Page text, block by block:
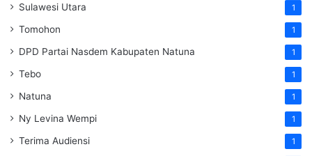
Sulawesi Utara 1
Tomohon 1
DPD Partai Nasdem Kabupaten Natuna 1
Tebo 1
Natuna 1
Ny Levina Wempi 1
Terima Audiensi 1